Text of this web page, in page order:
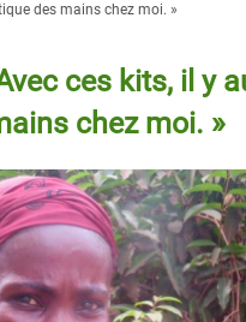
des mains chez moi. »
ces kits, il y
chez moi. »